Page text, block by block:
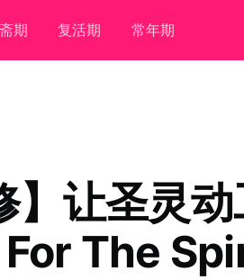
期 复活期 常年期
】让圣灵
The